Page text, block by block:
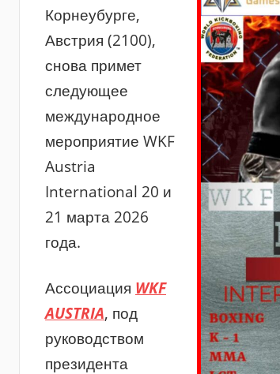
Корнеубурге,
Австрия (2100),
снова примет
следующее
международное
мероприятие WKF
Austria
International 20 и
21 марта 2026
года.
Ассоциация WKF
AUSTRIA, под
руководством
президента